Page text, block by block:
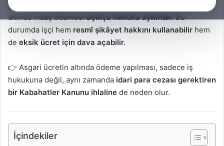
yükümlü olduğu
altında maaş ödemesi açıkça hukuka aykırıdır. Bu
durumda işçi hem resmî şikâyet hakkını kullanabilir hem
de eksik ücret için dava açabilir.
👉 Asgari ücretin altında ödeme yapılması, sadece iş
hukukuna değil, aynı zamanda idari para cezası gerektiren
bir Kabahatler Kanunu ihlaline de neden olur.
İçindekiler